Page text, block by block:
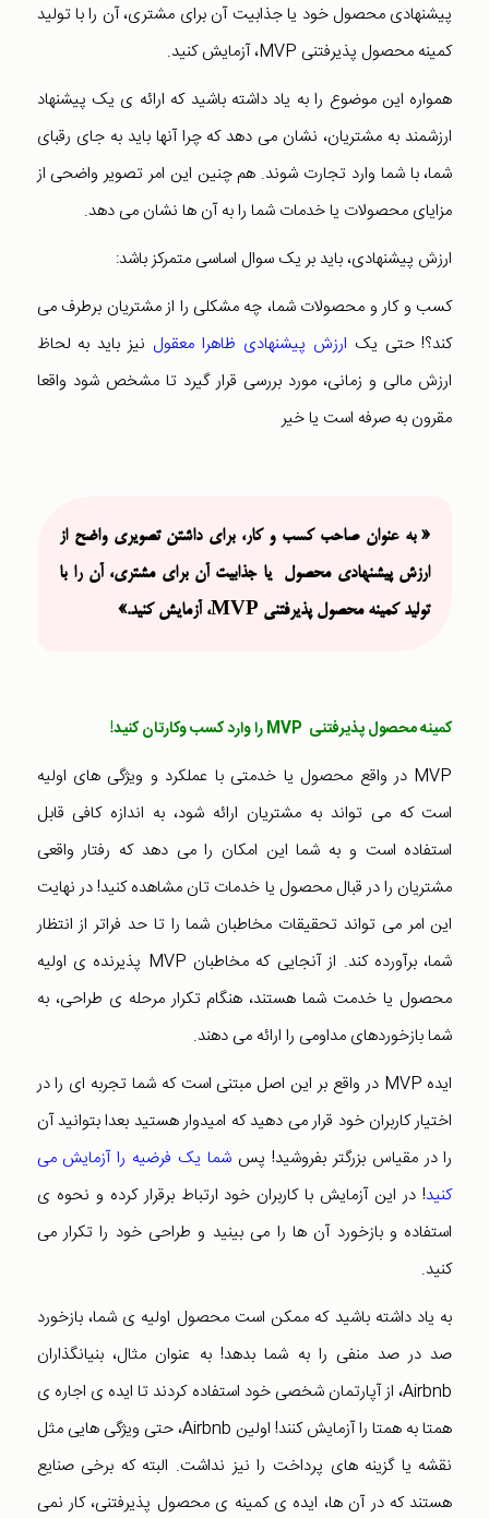
پیشنهادی محصول خود یا جذابیت آن برای مشتری، آن را با تولید
کمینه محصول پذیرفتنی MVP، آزمایش کنید.
همواره این موضوع را به یاد داشته باشید که ارائه ی یک پیشنهاد
ارزشمند به مشتریان، نشان می دهد که چرا آنها باید به جای رقبای
شما، با شما وارد تجارت شوند. هم چنین این امر تصویر واضحی از
مزایای محصولات یا خدمات شما را به آن ها نشان می دهد.
ارزش پیشنهادی، باید بر یک سوال اساسی متمرکز باشد:
کسب و کار و محصولات شما، چه مشکلی را از مشتریان برطرف می
کند؟! حتی یک ارزش پیشنهادی ظاهرا معقول نیز باید به لحاظ
ارزش مالی و زمانی، مورد بررسی قرار گیرد تا مشخص شود واقعا
مقرون به صرفه است یا خیر
« به عنوان صاحب کسب و کار، برای داشتن تصویری واضح از
ارزش پیشنهادی محصول یا جذابیت آن برای مشتری، آن را با
تولید کمینه محصول پذیرفتنی MVP، آزمایش کنید.»
کمینه محصول پذیرفتنی MVPرا وارد کسب‌‌‌‌ وکارتان کنید!
MVP در واقع محصول یا خدمتی با عملکرد و ویژگی های اولیه
است که می تواند به مشتریان ارائه شود، به اندازه کافی قابل
استفاده است و به شما این امکان را می دهد که رفتار واقعی
مشتریان را در قبال محصول یا خدمات تان مشاهده کنید! در نهایت
این امر می تواند تحقیقات مخاطبان شما را تا حد فراتر از انتظار
شما، برآورده کند. از آنجایی که مخاطبان MVP پذیرنده ی اولیه
محصول یا خدمت شما هستند، هنگام تکرار مرحله ی طراحی، به
شما بازخوردهای مداومی را ارائه می دهند.
ایده MVP در واقع بر این اصل مبتنی است که شما تجربه ای را در
اختیار کاربران خود قرار می دهید که امیدوار هستید بعدا بتوانید آن
را در مقیاس بزرگتر بفروشید! پس شما یک فرضیه را آزمایش می
کنید! در این آزمایش با کاربران خود ارتباط برقرار کرده و نحوه ی
استفاده و بازخورد آن ها را می بینید و طراحی خود را تکرار می
کنید.
به یاد داشته باشید که ممکن است محصول اولیه ی شما، بازخورد
صد در صد منفی را به شما بدهد! به عنوان مثال، بنیانگذاران
Airbnb، از آپارتمان شخصی خود استفاده کردند تا ایده ی اجاره ی
همتا به همتا را آزمایش کنند! اولین Airbnb، حتی ویژگی هایی مثل
نقشه یا گزینه های پرداخت را نیز نداشت. البته که برخی صنایع
هستند که در آن ها، ایده ی کمینه ی محصول پذیرفتنی، کار نمی